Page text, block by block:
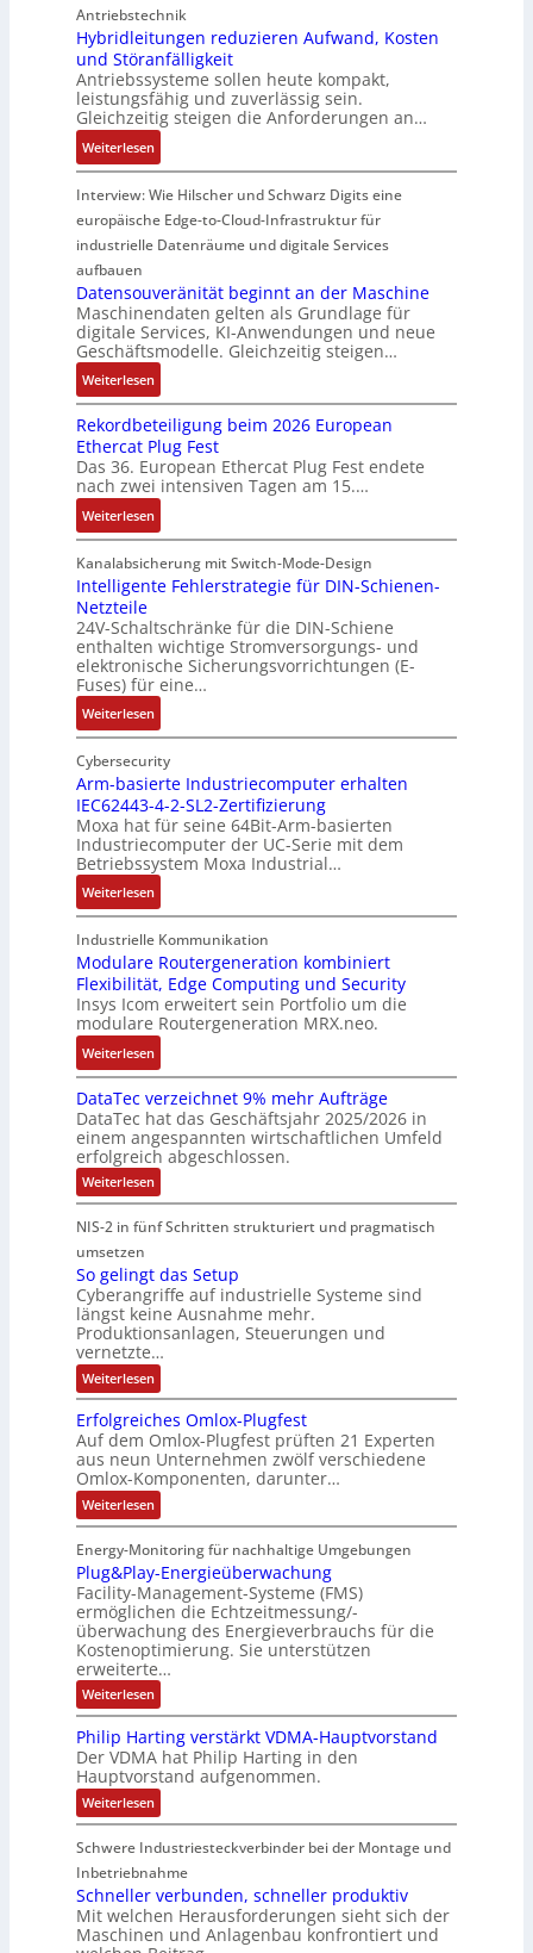
u
n
g
f
ü
r
r
a
u
e
U
m
g
e
b
u
n
g
e
n
n
d
i
e
P
r
o
d
u
k
t
i
o
n
s
a
n
a
l
y
s
e
n
g
f
ü
r
C
r
i
m
p
w
e
r
k
z
e
u
g
e
r
W
e
g
s
e
n
s
o
r
ü
b
e
r
w
a
c
h
t
t
h
e
r
m
i
s
c
h
e
G
e
h
ä
u
s
e
d
e
h
n
u
n
g
e
n
f
f
e
r
m
o
d
u
l
e
m
i
t
2
0
u
n
d
4
0
A
Antriebstechnik
Hybridleitungen reduzieren Aufwand, Kosten
und Störanfälligkeit
Antriebssysteme sollen heute kompakt,
leistungsfähig und zuverlässig sein.
Gleichzeitig steigen die Anforderungen an…
Weiterlesen:
H
y
r
l
e
i
u
n
g
e
n
e
i
e
r
e
n
A
u
f
w
a
n
d
,
K
o
t
e
n
u
n
d
S
t
ö
r
a
n
ä
l
l
g
k
e
i
t
Interview: Wie Hilscher und Schwarz Digits eine
europäische Edge-to-Cloud-Infrastruktur für
industrielle Datenräume und digitale Services
aufbauen
Datensouveränität beginnt an der Maschine
Maschinendaten gelten als Grundlage für
digitale Services, KI-Anwendungen und neue
Geschäftsmodelle. Gleichzeitig steigen…
Weiterlesen:
D
a
t
e
n
s
o
u
v
r
ä
n
i
t
ä
t
b
e
g
i
n
n
t
a
n
d
e
r
M
a
s
c
h
i
n
Rekordbeteiligung beim 2026 European
Ethercat Plug Fest
Das 36. European Ethercat Plug Fest endete
nach zwei intensiven Tagen am 15.…
Weiterlesen:
R
e
k
r
d
b
e
t
e
i
l
i
g
u
n
g
b
e
m
2
0
2
6
E
u
r
o
p
a
E
t
h
c
a
t
P
l
u
g
F
e
s
t
Kanalabsicherung mit Switch-Mode-Design
Intelligente Fehlerstrategie für DIN-Schienen-
Netzteile
24V-Schaltschränke für die DIN-Schiene
enthalten wichtige Stromversorgungs- und
elektronische Sicherungsvorrichtungen (E-
Fuses) für eine…
Weiterlesen:
I
n
t
e
l
l
i
g
e
n
e
F
e
h
l
e
r
s
t
r
a
t
g
i
e
ü
r
D
I
N
-
S
c
h
i
e
n
e
n
-
N
e
t
z
t
e
i
l
e
Cybersecurity
Arm-basierte Industriecomputer erhalten
IEC62443-4-2-SL2-Zertifizierung
Moxa hat für seine 64Bit-Arm-basierten
Industriecomputer der UC-Serie mit dem
Betriebssystem Moxa Industrial…
Weiterlesen:
A
r
m
-
b
a
s
i
e
r
t
e
I
n
d
s
t
r
i
e
c
o
m
p
u
t
e
r
e
r
h
a
l
t
e
n
I
E
C
6
2
4
3
-
Industrielle Kommunikation
Modulare Routergeneration kombiniert
Flexibilität, Edge Computing und Security
Insys Icom erweitert sein Portfolio um die
modulare Routergeneration MRX.neo.
Weiterlesen:
M
o
d
u
l
a
r
e
o
u
t
r
g
e
n
e
r
a
t
i
o
n
k
o
m
b
i
n
i
e
t
F
e
x
i
DataTec verzeichnet 9% mehr Aufträge
DataTec hat das Geschäftsjahr 2025/2026 in
einem angespannten wirtschaftlichen Umfeld
erfolgreich abgeschlossen.
Weiterlesen:
D
t
e
c
v
e
z
e
i
c
h
n
e
t
9
%
m
e
r
A
u
f
t
r
ä
g
e
NIS-2 in fünf Schritten strukturiert und pragmatisch
umsetzen
So gelingt das Setup
Cyberangriffe auf industrielle Systeme sind
längst keine Ausnahme mehr.
Produktionsanlagen, Steuerungen und
vernetzte…
Weiterlesen:
S
o
g
e
i
n
g
t
d
a
s
S
e
t
u
p
Erfolgreiches Omlox-Plugfest
Auf dem Omlox-Plugfest prüften 21 Experten
aus neun Unternehmen zwölf verschiedene
Omlox-Komponenten, darunter…
Weiterlesen:
E
f
o
l
g
r
e
i
c
h
e
s
O
m
l
o
x
-
l
u
f
e
s
Energy-Monitoring für nachhaltige Umgebungen
Plug&Play-Energieüberwachung
Facility-Management-Systeme (FMS)
ermöglichen die Echtzeitmessung/-
überwachung des Energieverbrauchs für die
Kostenoptimierung. Sie unterstützen
erweiterte…
Weiterlesen:
P
u
g
&
P
l
a
y
E
n
e
r
g
Philip Harting verstärkt VDMA-Hauptvorstand
Der VDMA hat Philip Harting in den
Hauptvorstand aufgenommen.
Weiterlesen:
P
i
l
p
H
a
Schwere Industriesteckverbinder bei der Montage und
Inbetriebnahme
Schneller verbunden, schneller produktiv
Mit welchen Herausforderungen sieht sich der
Maschinen und Anlagenbau konfrontiert und